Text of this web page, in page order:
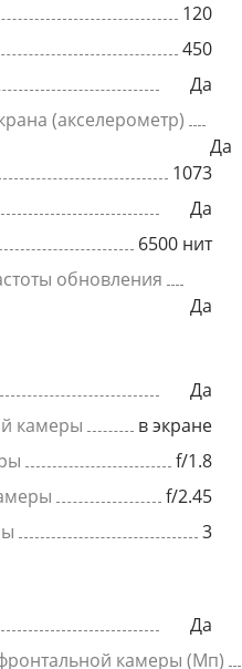
120
450
Да
(акселерометр)
Да
1073
Да
6500 нит
обновления
Да
Да
камеры
в экране
f/1.8
f/2.45
3
Да
камеры (Мп)